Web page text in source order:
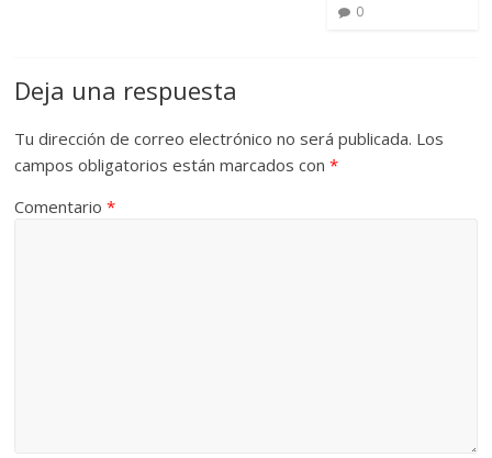
0
Deja una respuesta
Tu dirección de correo electrónico no será publicada. Los
campos obligatorios están marcados con*
Comentario*